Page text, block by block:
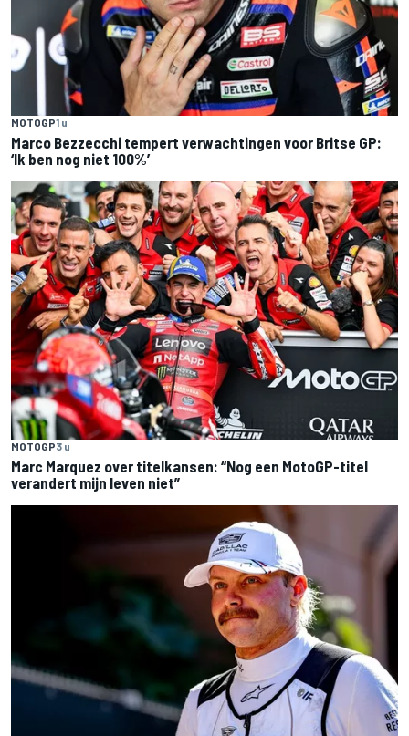
MOTOGP1 u
Marco Bezzecchi tempert verwachtingen voor Britse GP:
‘Ik ben nog niet 100%’
MOTOGP3 u
Marc Marquez over titelkansen: “Nog een MotoGP-titel
verandert mijn leven niet”